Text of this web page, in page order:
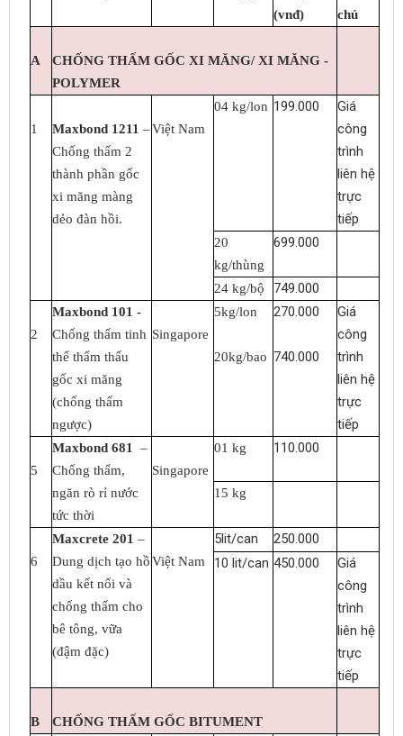
(vnđ)
chú
A
CHỐNG THẤM GỐC XI MĂNG/ XI MĂNG -
POLYMER
1 Maxbond 1211 –
Chống thấm 2
thành phần gốc
xi măng màng
dẻo đàn hồi.
Việt Nam
04 kg/lon 199.000
Giá
công
trình
liên hệ
trực
tiếp
20
kg/thùng
699.000
24 kg/bộ 749.000
2
Maxbond 101 -
Chống thấm tinh
thể thẩm thấu
gốc xi măng
(chống thấm
ngược)
Singapore
5kg/lon
20kg/bao
270.000
740.000
Giá
công
trình
liên hệ
trực
tiếp
5
Maxbond 681 –
Chống thấm,
ngăn rò rỉ nước
tức thời
Singapore
01 kg 110.000
15 kg
6
Maxcrete 201 –
Dung dịch tạo hồ
dầu kết nối và
chống thấm cho
bê tông, vữa
(đậm đặc)
Việt Nam
5lit/can
250.000
10 lit/can 450.000
Giá
công
trình
liên hệ
trực
tiếp
B CHỐNG THẤM GỐC BITUMENT